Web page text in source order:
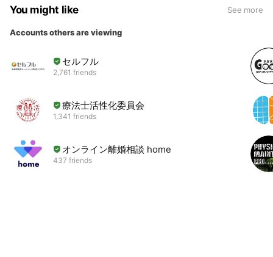
You might like See more
Accounts others are viewing
セルフル
2,761 friends
療法士活性化委員会
1,341 friends
オンライン離婚相談 home
437 friends